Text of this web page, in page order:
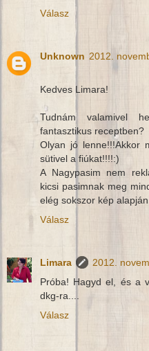
Válasz
Unknown 2012.
Kedves Limara!
Tudnám valamivel
fantasztikus receptben?
Olyan jó lenne!!!Akkor
sütivel a fiúkat!!!!:)
A Nagypasim nem
kicsi pasimnak meg
elég sokszor kép
Válasz
Limara
2012.
Próba! Hagyd el, és a
dkg-ra....
Válasz